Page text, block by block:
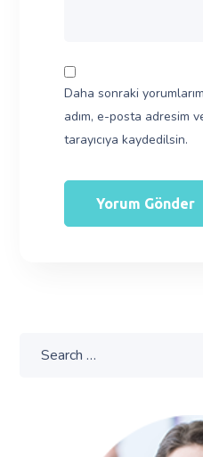
Daha sonraki
adım, e-posta adresim
tarayıcıya kaydedilsin.